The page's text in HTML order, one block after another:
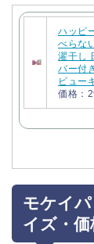
ハッピ
べらな
濯干し
バー付
ビュー
価格：
モケイ
イズ・価